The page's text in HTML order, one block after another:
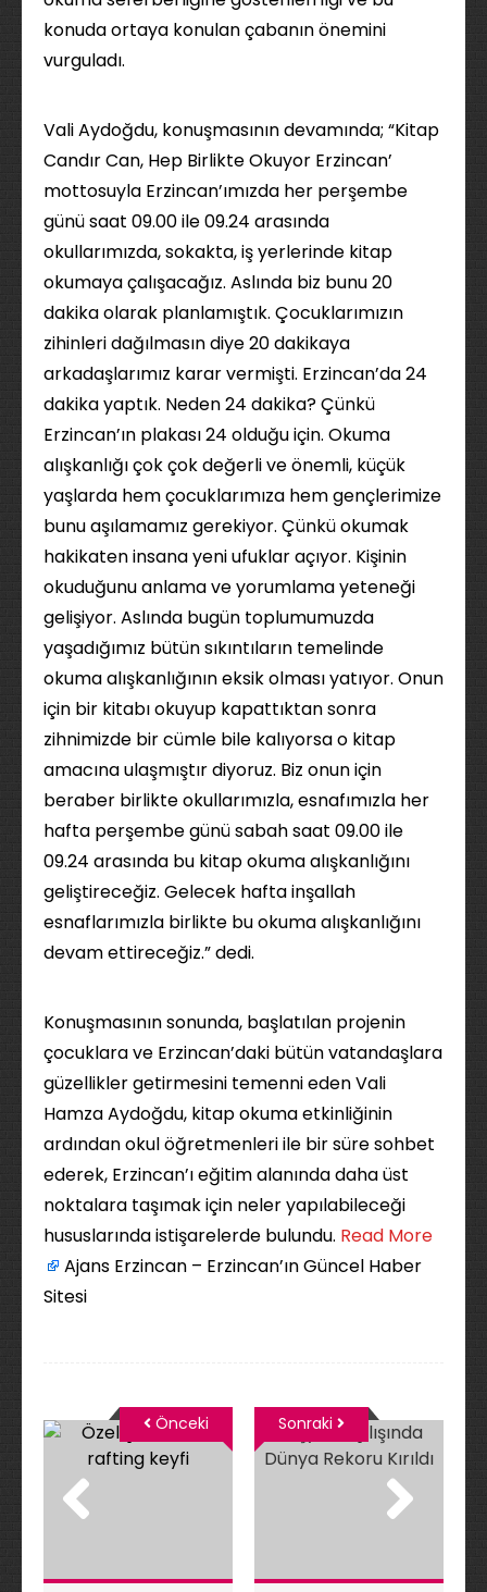
konuda ortaya konulan çabanın önemini
vurguladı.
Vali Aydoğdu, konuşmasının devamında; “Kitap
Candır Can, Hep Birlikte Okuyor Erzincan’
mottosuyla Erzincan’ımızda her perşembe
günü saat 09.00 ile 09.24 arasında
okullarımızda, sokakta, iş yerlerinde kitap
okumaya çalışacağız. Aslında biz bunu 20
dakika olarak planlamıştık. Çocuklarımızın
zihinleri dağılmasın diye 20 dakikaya
arkadaşlarımız karar vermişti. Erzincan’da 24
dakika yaptık. Neden 24 dakika? Çünkü
Erzincan’ın plakası 24 olduğu için. Okuma
alışkanlığı çok çok değerli ve önemli, küçük
yaşlarda hem çocuklarımıza hem gençlerimize
bunu aşılamamız gerekiyor. Çünkü okumak
hakikaten insana yeni ufuklar açıyor. Kişinin
okuduğunu anlama ve yorumlama yeteneği
gelişiyor. Aslında bugün toplumumuzda
yaşadığımız bütün sıkıntıların temelinde
okuma alışkanlığının eksik olması yatıyor. Onun
için bir kitabı okuyup kapattıktan sonra
zihnimizde bir cümle bile kalıyorsa o kitap
amacına ulaşmıştır diyoruz. Biz onun için
beraber birlikte okullarımızla, esnafımızla her
hafta perşembe günü sabah saat 09.00 ile
09.24 arasında bu kitap okuma alışkanlığını
geliştireceğiz. Gelecek hafta inşallah
esnaflarımızla birlikte bu okuma alışkanlığını
devam ettireceğiz.” dedi.
Konuşmasının sonunda, başlatılan projenin
çocuklara ve Erzincan’daki bütün vatandaşlara
güzellikler getirmesini temenni eden Vali
Hamza Aydoğdu, kitap okuma etkinliğinin
ardından okul öğretmenleri ile bir süre sohbet
ederek, Erzincan’ı eğitim alanında daha üst
noktalara taşımak için neler yapılabileceği
hususlarında istişarelerde bulundu. ​ Read More
Ajans Erzincan – Erzincan’ın Güncel Haber
Sitesi
Önceki Sonraki